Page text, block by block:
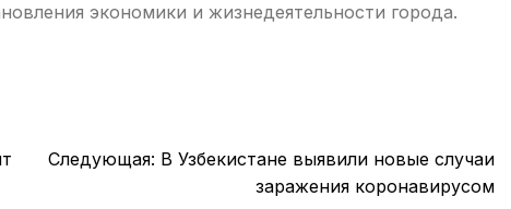
экономики и жизнедеятельности города.
Следующая: В Узбекистане выявили новые случаи
заражения коронавирусом